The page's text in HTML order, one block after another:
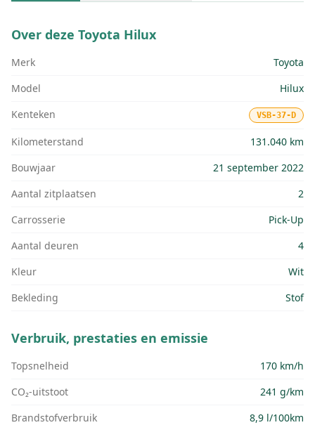
Over deze Toyota Hilux
Merk
Toyota
Model
Hilux
Kenteken
VSB-37-D
Kilometerstand
131.040 km
Bouwjaar
21 september 2022
Aantal zitplaatsen
2
Carrosserie
Pick-Up
Aantal deuren
4
Kleur
Wit
Bekleding
Stof
Verbruik, prestaties en emissie
Topsnelheid
170 km/h
CO₂-uitstoot
241 g/km
Brandstofverbruik
8,9 l/100km